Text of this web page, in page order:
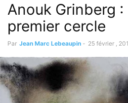
Anouk Grinberg :
premier cercle
Par Jean Marc Lebeaupin - 25 février ,